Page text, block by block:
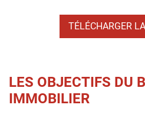
TÉLÉCHARGER
LES OBJECTIFS DU
IMMOBILIER